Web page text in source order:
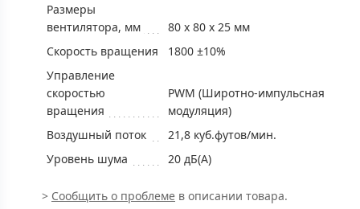
Размеры
вентилятора, мм
80 x 80 x 25 мм
Скорость вращения
1800 ±10%
Управление
скоростью
вращения
PWM (Широтно-импульсная
модуляция)
Воздушный поток
21,8 куб.футов/мин.
Уровень шума
20 дБ(А)
> Сообщить о проблеме в описании товара.